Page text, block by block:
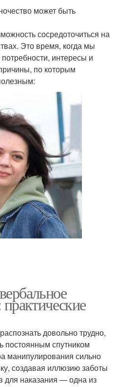
может быть
сосредоточиться на
Это время, когда мы
интересы и
по которым
довольно трудно,
постоянным спутником
манипулирования сильно
создавая иллюзию заботы
для наказания — одна из